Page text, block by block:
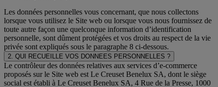
Les données personnelles vous concernant, que nous collectons
lorsque vous utilisez le Site web ou lorsque vous nous fournissez de
toute autre façon une quelconque information d’identification
personnelle, sont dûment protégées et vos droits au respect de la vie
privée sont expliqués sous le paragraphe 8 ci-dessous.
2. QUI RECUEILLE VOS DONNEES PERSONNELLES ?
Le contrôleur des données relatives aux services d’e-commerce
proposés sur le Site web est Le Creuset Benelux SA, dont le siège
social est établi à Le Creuset Benelux SA, 4 Rue de la Presse, 1000